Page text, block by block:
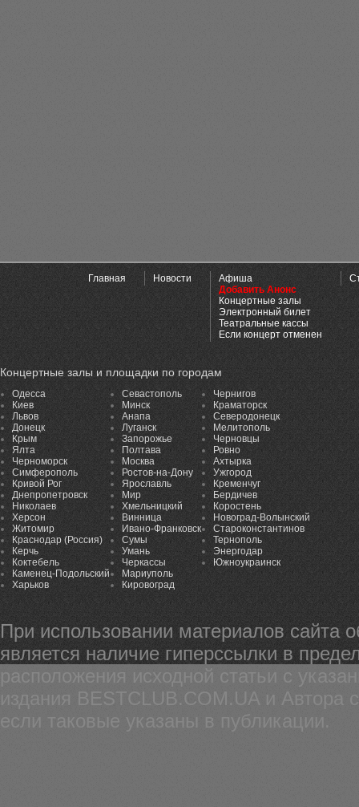
Главная Новости
Афиша
Добавить Анонс
Концертные залы
Электронный билет
Театральные кассы
Если концерт отменен
Концертные залы и площадки по городам
Одесса
Киев
Львов
Донецк
Крым
Ялта
Черноморск
Симферополь
Кривой Рог
Днепропетровск
Николаев
Херсон
Житомир
Краснодар (Россия)
Керчь
Коктебель
Каменец-Подольский
Харьков
Севастополь
Минск
Анапа
Луганск
Запорожье
Полтава
Москва
Ростов-на-Дону
Ярославль
Мир
Хмельницкий
Винница
Ивано-Франковск
Сумы
Умань
Черкассы
Мариуполь
Кировоград
Чернигов
Краматорск
Северодонецк
Мелитополь
Черновцы
Ровно
Ахтырка
Ужгород
Кременчуг
Бердичев
Коростень
Новоград-Волынский
Староконстантинов
Тернополь
Энергодар
Южноукраинск
При использовании материалов сайта
является наличие гиперссылки в
расположения исходной статьи с
издания BESTCLUB.COM.UA и Автора
если таковые указаны в публикации.